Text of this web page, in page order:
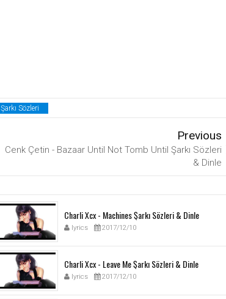
Şarkı Sözleri
Previous
Cenk Çetin - Bazaar Until Not Tomb Until Şarkı Sözleri
& Dinle
Charli Xcx - Machines Şarkı Sözleri & Dinle
lyrics 2017/12/10
Charli Xcx - Leave Me Şarkı Sözleri & Dinle
lyrics 2017/12/10